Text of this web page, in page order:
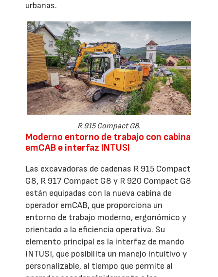
urbanas.
R 915 Compact G8.
Moderno entorno de trabajo con cabina
emCAB e interfaz INTUSI
Las excavadoras de cadenas R 915 Compact
G8, R 917 Compact G8 y R 920 Compact G8
están equipadas con la nueva cabina de
operador emCAB, que proporciona un
entorno de trabajo moderno, ergonómico y
orientado a la eficiencia operativa. Su
elemento principal es la interfaz de mando
INTUSI, que posibilita un manejo intuitivo y
personalizable, al tiempo que permite al